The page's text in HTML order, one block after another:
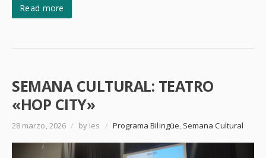
Read more
SEMANA CULTURAL: TEATRO
«HOP CITY»
28 marzo, 2026 / by ies / Programa Bilingüe, Semana Cultural